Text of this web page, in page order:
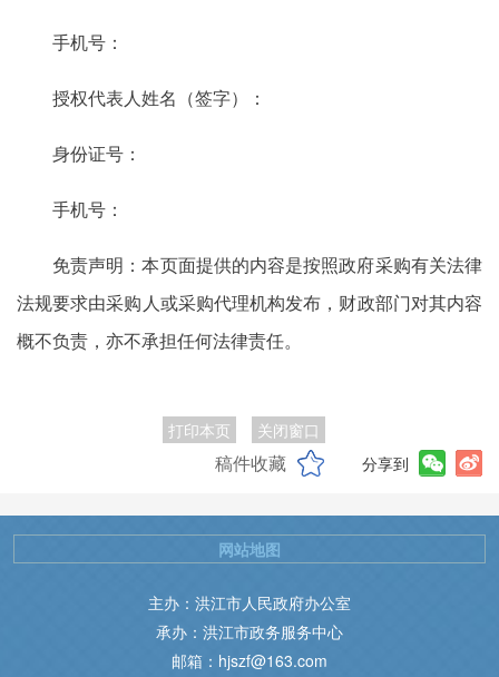
手机号：
授权代表人姓名（签字）：
身份证号：
手机号：
免责声明：本页面提供的内容是按照政府采购有关法律
法规要求由采购人或采购代理机构发布，财政部门对其内容
概不负责，亦不承担任何法律责任。
打印本页 关闭窗口
稿件收藏 分享到
主办：洪江市人民政府办公室
承办：洪江市政务服务中心
邮箱：hjszf@163.com
网站地图